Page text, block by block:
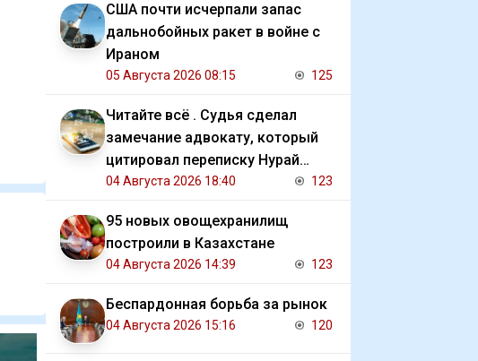
США почти исчерпали запас
дальнобойных ракет в войне с
Ираном
05 Августа 2026 08:15 125
Читайте всё . Судья сделал
замечание адвокату, который
цитировал переписку Нурай
Серикбай с обвиняемым
04 Августа 2026 18:40 123
95 новых овощехранилищ
построили в Казахстане
04 Августа 2026 14:39 123
Беспардонная борьба за рынок
04 Августа 2026 15:16 120